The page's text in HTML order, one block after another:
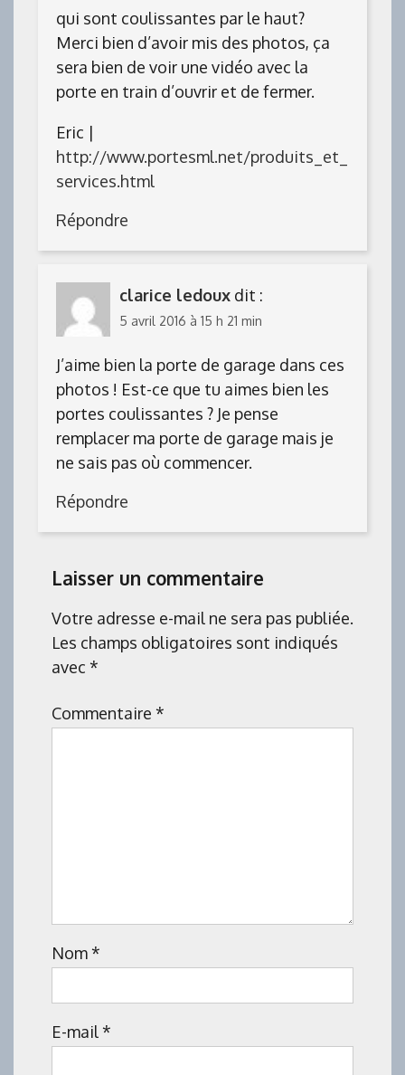
qui sont coulissantes par le haut?
Merci bien d’avoir mis des photos, ça
sera bien de voir une vidéo avec la
porte en train d’ouvrir et de fermer.
Eric |
http://www.portesml.net/produits_et_
services.html
Répondre
clarice ledoux dit :
5 avril 2016 à 15 h 21 min
J’aime bien la porte de garage dans ces
photos ! Est-ce que tu aimes bien les
portes coulissantes ? Je pense
remplacer ma porte de garage mais je
ne sais pas où commencer.
Répondre
Laisser un commentaire
Votre adresse e-mail ne sera pas publiée.
Les champs obligatoires sont indiqués
avec *
Commentaire *
Nom *
E-mail *